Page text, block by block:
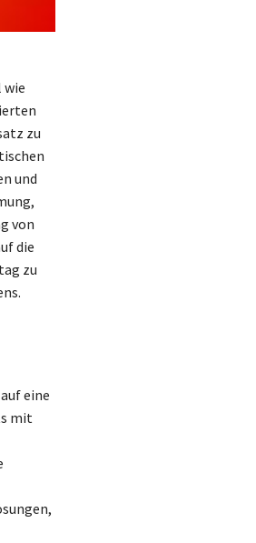
wie
zu
und
von
die
zu
eine
mit